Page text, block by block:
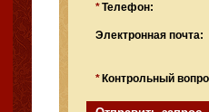
* Телефон:
Электронная почта:
* Контрольный